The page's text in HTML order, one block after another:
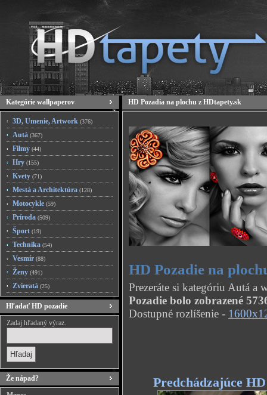
Kategórie wallpaperov
3D, Umenie, Artwork (376)
Autá (367)
Filmy (44)
Hry (155)
Kvety (71)
Mestá a Architektúra (128)
Motocykle (59)
Príroda (509)
Šport (19)
Technika (54)
Vesmír (88)
Ženy (491)
Zvieratá (25)
Hľadať HD pozadie
Zadaj hľadaný výraz.
Že nápad?
HD Pozadia na plochu z HDtapety.sk
HD Pozadie na
Prezeráte si kategóriu Autá a
Pozadie bolo zobrazené
Dostupné rozlíšenie -
Predchádzajúce